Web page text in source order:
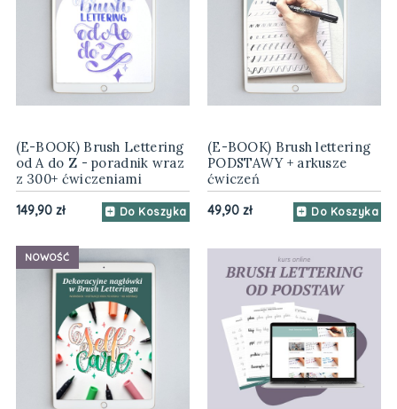
(E-BOOK) Brush Lettering
od A do Z - poradnik wraz
z 300+ ćwiczeniami
149,90 zł Do Koszyka
(E-BOOK) Brush lettering
PODSTAWY + arkusze
ćwiczeń
49,90 zł Do Koszyka
NOWOŚĆ